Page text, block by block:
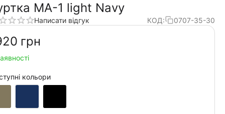
MA-1 light Navy
Написати відгук КОД: 0707-35-30
грн
кольори